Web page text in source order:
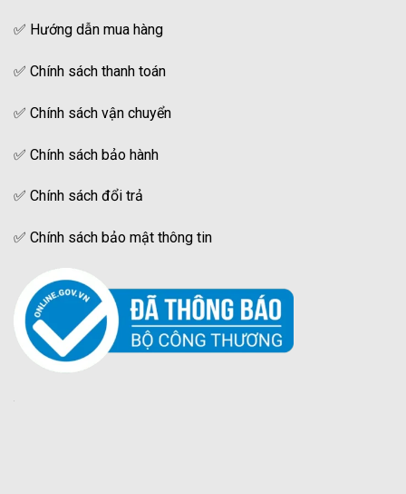
✅ Hướng dẫn mua hàng
✅ Chính sách thanh toán
✅ Chính sách vận chuyển
✅ Chính sách bảo hành
✅ Chính sách đổi trả
✅ Chính sách bảo mật thông tin